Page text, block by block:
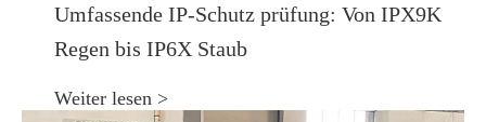
Umfassende IP-Schutz prüfung: Von IPX9K
Regen bis IP6X Staub
Weiter lesen >